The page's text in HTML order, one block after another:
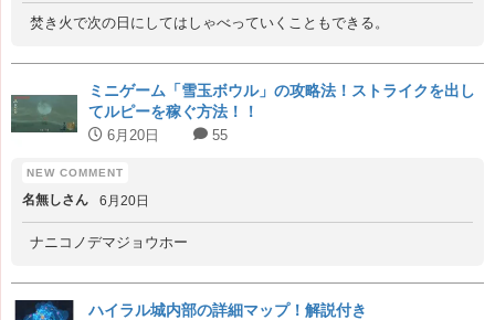
焚き火で次の日にしてはしゃべっていくこともできる。
ミニゲーム「雪玉ボウル」の攻略法！ストライクを出し
てルピーを稼ぐ方法！！
6月20日 55
名無しさん 6月20日
ナニコノデマジョウホー
ハイラル城内部の詳細マップ！解説付き